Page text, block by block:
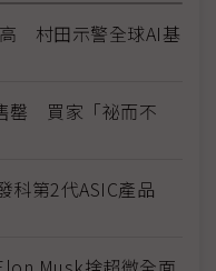
村田示警全球AI基
罄 買家「祕而不
第2代ASIC產品